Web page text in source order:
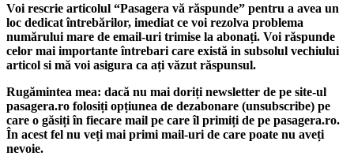
Voi rescrie articolul “Pasagera vă răspunde” pentru a avea un
loc dedicat întrebărilor, imediat ce voi rezolva problema
numărului mare de email-uri trimise la abonați. Voi răspunde
celor mai importante întrebari care există in subsolul vechiului
articol si mă voi asigura ca ați văzut răspunsul.
Rugămintea mea: dacă nu mai doriți newsletter de pe site-ul
pasagera.ro folosiți opțiunea de dezabonare (unsubscribe) pe
care o găsiți în fiecare mail pe care îl primiți de pe pasagera.ro.
În acest fel nu veți mai primi mail-uri de care poate nu aveți
nevoie.